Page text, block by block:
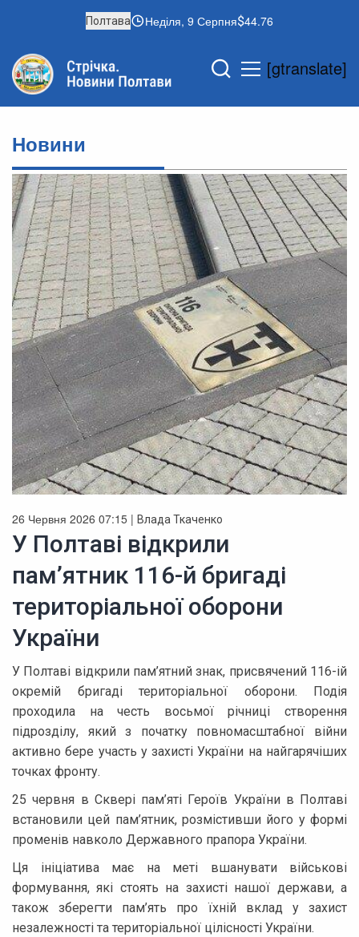
Полтава Неділя, 9 Серпня 44.76
[gtranslate]
Новини
26 Червня 2026 07:15 | Влада Ткаченко
У Полтаві відкрили
пам’ятник 116-й бригаді
територіальної оборони
України
У Полтаві відкрили пам’ятний знак, присвячений 116-ій
окремій бригаді територіальної оборони. Подія
проходила на честь восьмої річниці створення
підрозділу, який з початку повномасштабної війни
активно бере участь у захисті України на найгарячіших
точках фронту.
25 червня в Сквері пам’яті Героїв України в Полтаві
встановили цей пам’ятник, розмістивши його у формі
променів навколо Державного прапора України.
Ця ініціатива має на меті вшанувати військові
формування, які стоять на захисті нашої держави, а
також зберегти пам’ять про їхній вклад у захист
незалежності та територіальної цілісності України.